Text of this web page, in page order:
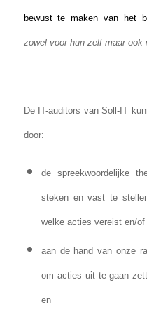
bewust te maken van het
zowel voor hun zelf maar ook
De IT-auditors van Soll-IT
door:
de spreekwoordelijke
steken en vast te
welke acties vereist en/
aan de hand van onze
om acties uit te gaan
en